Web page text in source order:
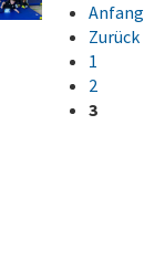
Anfang
Zurück
1
2
3